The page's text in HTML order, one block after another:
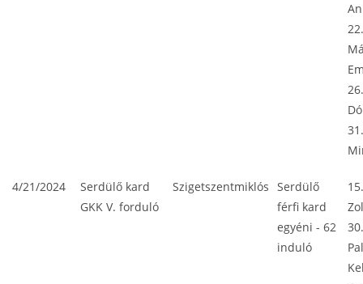
4/21/2024
Serdülő kard
GKK V. forduló
Szigetszentmiklós Serdülő
férfi kard
egyéni - 62
induló
30.